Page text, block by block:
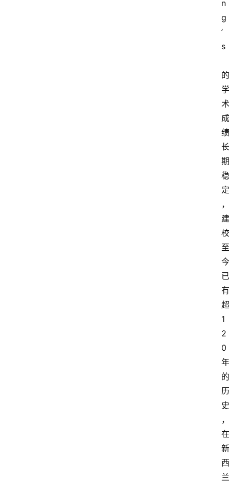
n
g
’
s
的
学
术
成
绩
长
期
稳
定
，
建
校
至
今
已
有
超
1
2
0
年
的
历
史
，
在
新
西
兰